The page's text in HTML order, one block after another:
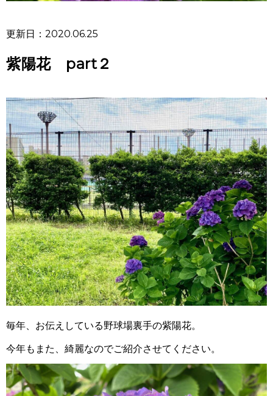
更新日：2020.06.25
紫陽花 part２
毎年、お伝えしている野球場裏手の紫陽花。
今年もまた、綺麗なのでご紹介させてください。